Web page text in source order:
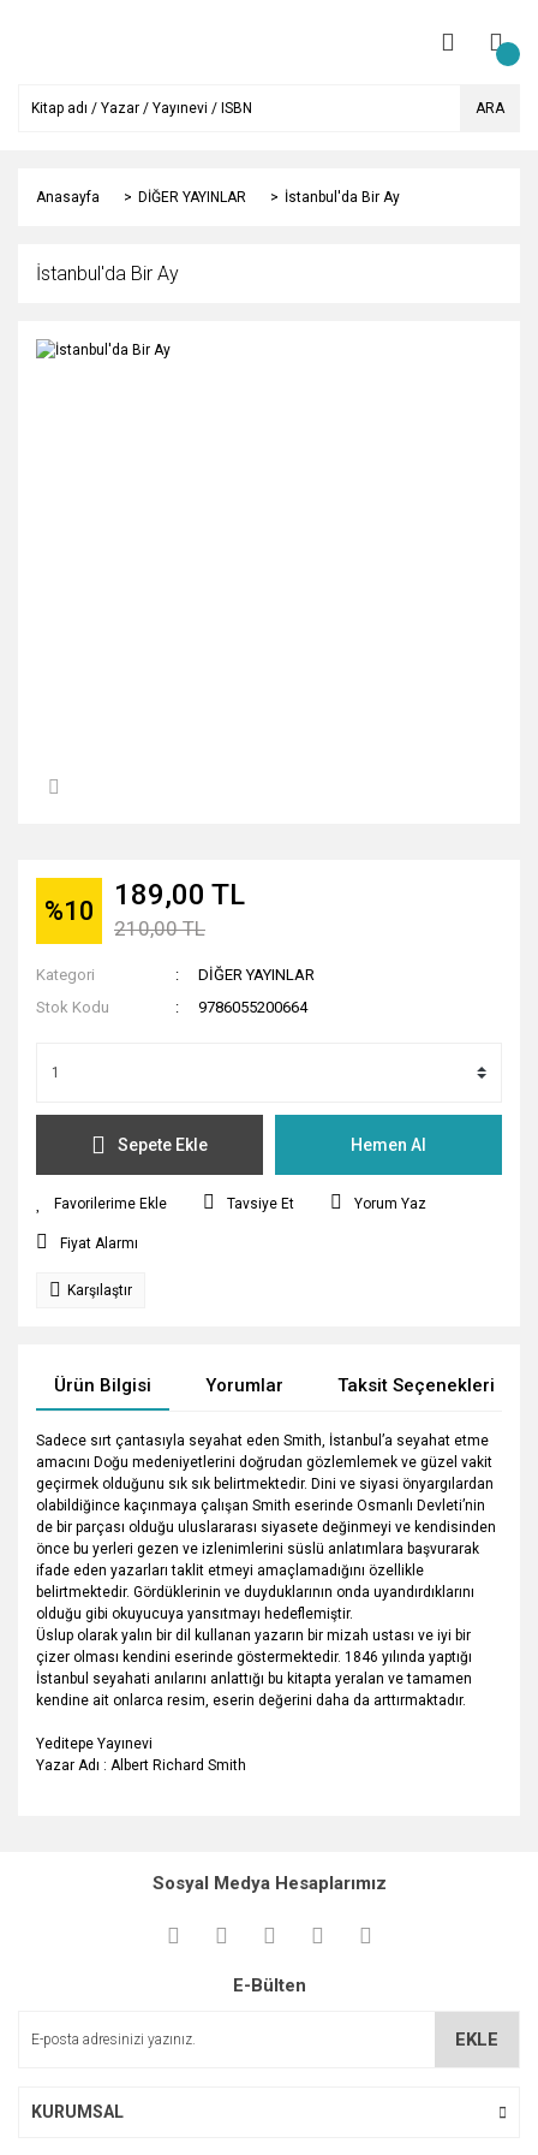
ARA
Anasayfa DİĞER YAYINLAR İstanbul'da Bir Ay
İstanbul'da Bir Ay
%10 189,00 TL
210,00 TL
Kategori
DİĞER YAYINLAR
Stok Kodu
9786055200664
Sepete Ekle Hemen Al
Tavsiye Et Yorum Yaz
Fiyat Alarmı
Karşılaştır
Ürün Bilgisi Yorumlar Taksit Seçenekleri
Sadece sırt çantasıyla seyahat eden Smith, İstanbul’a seyahat etme
amacını Doğu medeniyetlerini doğrudan gözlemlemek ve güzel vakit
geçirmek olduğunu sık sık belirtmektedir. Dini ve siyasi önyargılardan
olabildiğince kaçınmaya çalışan Smith eserinde Osmanlı Devleti’nin
de bir parçası olduğu uluslararası siyasete değinmeyi ve kendisinden
önce bu yerleri gezen ve izlenimlerini süslü anlatımlara başvurarak
ifade eden yazarları taklit etmeyi amaçlamadığını özellikle
belirtmektedir. Gördüklerinin ve duyduklarının onda uyandırdıklarını
olduğu gibi okuyucuya yansıtmayı hedeflemiştir.
Üslup olarak yalın bir dil kullanan yazarın bir mizah ustası ve iyi bir
çizer olması kendini eserinde göstermektedir. 1846 yılında yaptığı
İstanbul seyahati anılarını anlattığı bu kitapta yeralan ve tamamen
kendine ait onlarca resim, eserin değerini daha da arttırmaktadır.
Yeditepe Yayınevi
Yazar Adı : Albert Richard Smith
kullanarak tarafımıza iletebilirsiniz.
Görüş ve önerileriniz için teşekkür ederiz.
Ürün açıklamasında eksik bilgiler bulunuyor.
Sosyal Medya Hesaplarımız
E-Bülten
EKLE
KURUMSAL